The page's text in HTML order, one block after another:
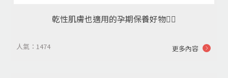
乾性肌膚也適用的孕期保養好物👍🏻
人氣：1474 更多內容